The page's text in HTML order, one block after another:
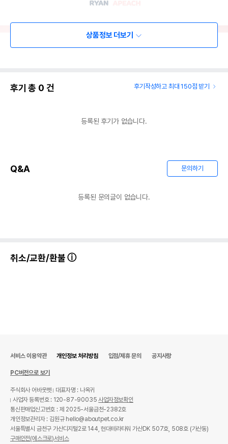
상품정보 더보기
후기 총 0 건 후기작성하고 최대 150점 받기
등록된 후기가 없습니다.
Q&A 문의하기
등록된 문의글이 없습니다.
취소/교환/환불
서비스 이용약관 개인정보 처리방침 입점/제휴 문의 공지사항
PC버전으로 보기
주식회사 어바웃펫
대표자명 : 나옥귀
사업자 등록번호 : 120-87-90035사업자정보확인
통신판매업신고번호 : 제 2025-서울금천-2382호
개인정보관리자 : 김원규 hello@aboutpet.co.kr
서울특별시 금천구 가산디지털2로 144, 현대테라타워 가산DK 507호, 508호 (가산동)
구매안전(에스크로)서비스